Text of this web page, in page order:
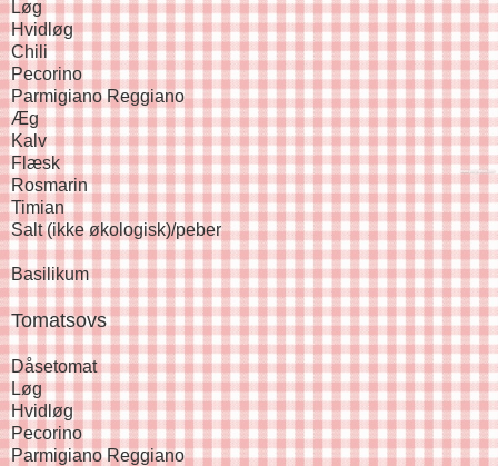
Løg
Hvidløg
Chili
Pecorino
Parmigiano Reggiano
Æg
Kalv
Flæsk
Rosmarin
Timian
Salt (ikke økologisk)/peber
Basilikum
Tomatsovs
Dåsetomat
Løg
Hvidløg
Pecorino
Parmigiano Reggiano